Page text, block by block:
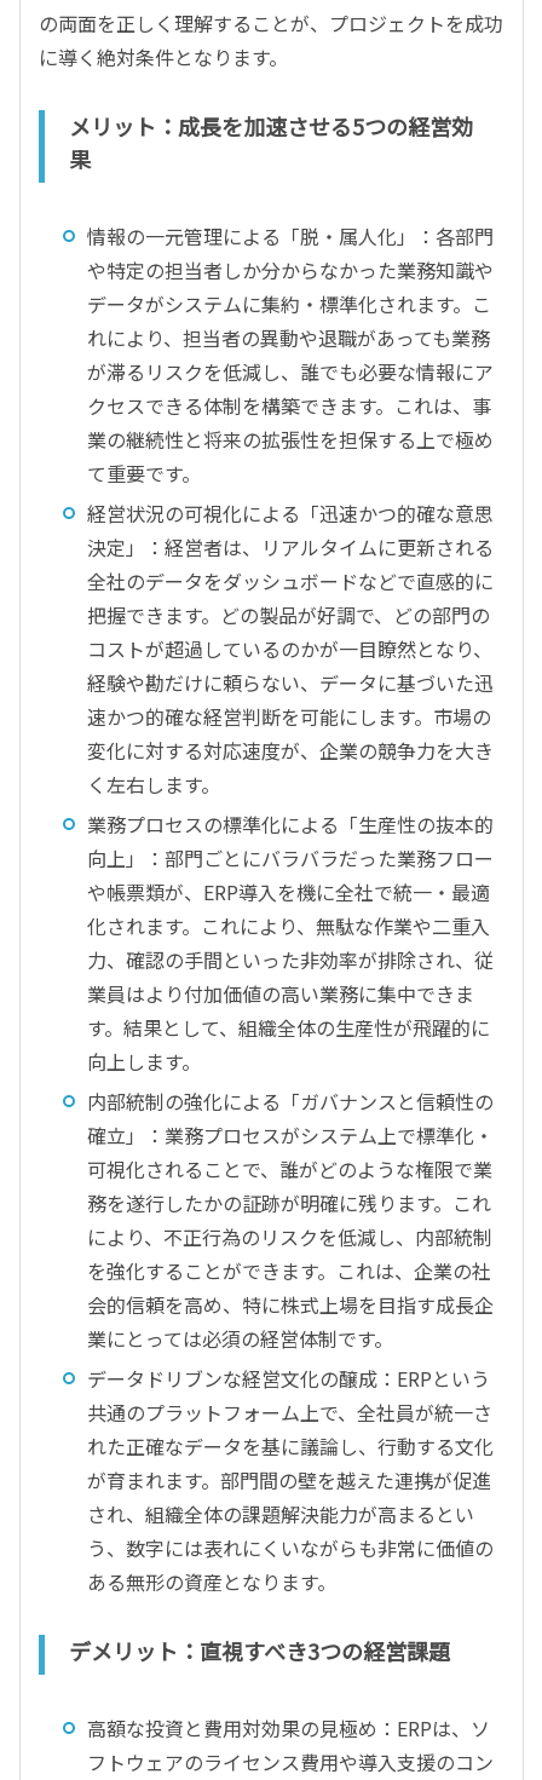
の両面を正しく理解することが、プロジェクトを成功
に導く絶対条件となります。
メリット：成長を加速させる5つの経営効
果
情報の一元管理による「脱・属人化」：各部門
や特定の担当者しか分からなかった業務知識や
データがシステムに集約・標準化されます。こ
れにより、担当者の異動や退職があっても業務
が滞るリスクを低減し、誰でも必要な情報にア
クセスできる体制を構築できます。これは、事
業の継続性と将来の拡張性を担保する上で極め
て重要です。
経営状況の可視化による「迅速かつ的確な意思
決定」：経営者は、リアルタイムに更新される
全社のデータをダッシュボードなどで直感的に
把握できます。どの製品が好調で、どの部門の
コストが超過しているのかが一目瞭然となり、
経験や勘だけに頼らない、データに基づいた迅
速かつ的確な経営判断を可能にします。市場の
変化に対する対応速度が、企業の競争力を大き
く左右します。
業務プロセスの標準化による「生産性の抜本的
向上」：部門ごとにバラバラだった業務フロー
や帳票類が、ERP導入を機に全社で統一・最適
化されます。これにより、無駄な作業や二重入
力、確認の手間といった非効率が排除され、従
業員はより付加価値の高い業務に集中できま
す。結果として、組織全体の生産性が飛躍的に
向上します。
内部統制の強化による「ガバナンスと信頼性の
確立」：業務プロセスがシステム上で標準化・
可視化されることで、誰がどのような権限で業
務を遂行したかの証跡が明確に残ります。これ
により、不正行為のリスクを低減し、内部統制
を強化することができます。これは、企業の社
会的信頼を高め、特に株式上場を目指す成長企
業にとっては必須の経営体制です。
データドリブンな経営文化の醸成：ERPという
共通のプラットフォーム上で、全社員が統一さ
れた正確なデータを基に議論し、行動する文化
が育まれます。部門間の壁を越えた連携が促進
され、組織全体の課題解決能力が高まるとい
う、数字には表れにくいながらも非常に価値の
ある無形の資産となります。
デメリット：直視すべき3つの経営課題
高額な投資と費用対効果の見極め：ERPは、ソ
フトウェアのライセンス費用や導入支援のコン